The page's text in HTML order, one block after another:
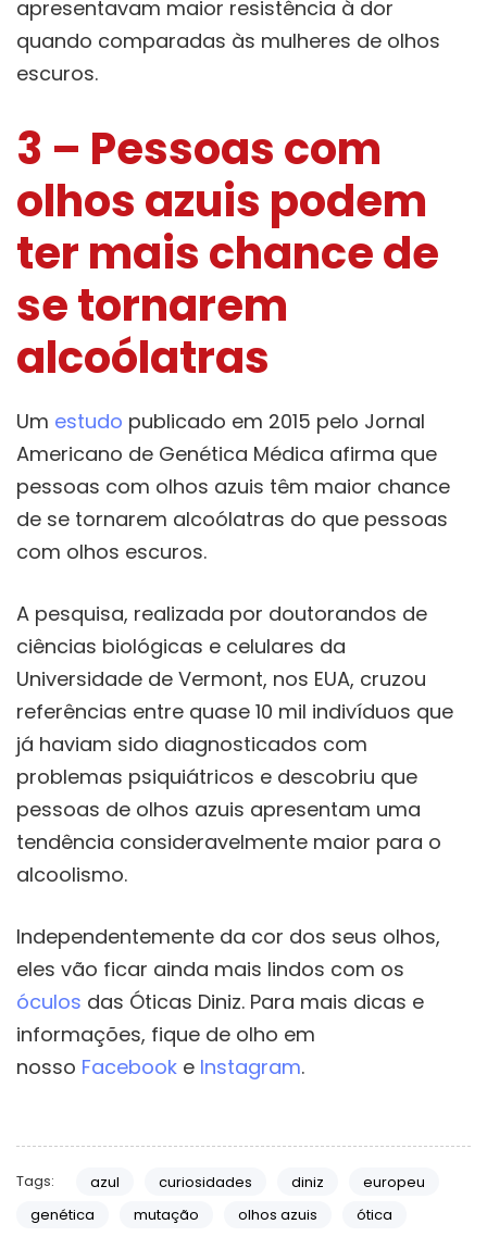
apresentavam maior resistência à dor
quando comparadas às mulheres de olhos
escuros.
3 – Pessoas com
olhos azuis podem
ter mais chance de
se tornarem
alcoólatras
Um estudo publicado em 2015 pelo Jornal
Americano de Genética Médica afirma que
pessoas com olhos azuis têm maior chance
de se tornarem alcoólatras do que pessoas
com olhos escuros.
A pesquisa, realizada por doutorandos de
ciências biológicas e celulares da
Universidade de Vermont, nos EUA, cruzou
referências entre quase 10 mil indivíduos que
já haviam sido diagnosticados com
problemas psiquiátricos e descobriu que
pessoas de olhos azuis apresentam uma
tendência consideravelmente maior para o
alcoolismo.
Independentemente da cor dos seus olhos,
eles vão ficar ainda mais lindos com os
óculos das Óticas Diniz. Para mais dicas e
informações, fique de olho em
nosso Facebook e Instagram.
Tags: azul curiosidades diniz
europeu
genética
mutação olhos azuis ótica